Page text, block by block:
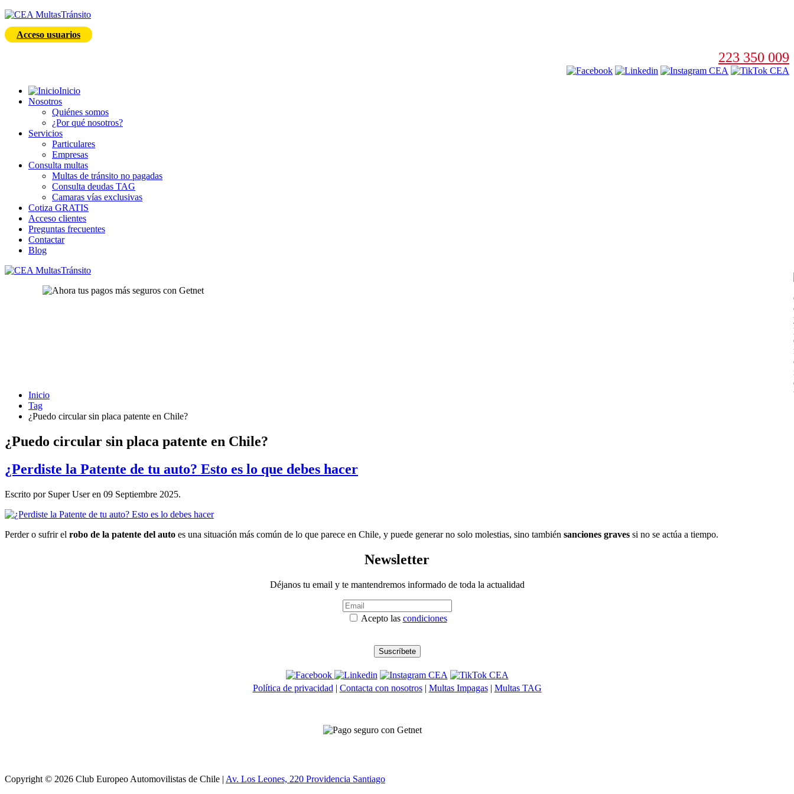
Acceso usuarios
223 350 009
Inicio
Nosotros
Quiénes somos
¿Por qué nosotros?
Servicios
Particulares
Empresas
Consulta multas
Multas de tránsito no pagadas
Consulta deudas TAG
Camaras vías exclusivas
Cotiza GRATIS
Acceso clientes
Preguntas frecuentes
Contactar
Blog
Inicio
Tag
¿Puedo circular sin placa patente en Chile?
¿Puedo circular sin placa patente en Chile?
¿Perdiste la Patente de tu auto? Esto es lo que debes hacer
Escrito por Super User en 09 Septiembre 2025.
Perder o sufrir el robo de la patente del auto es una situación más común de lo que parece en Chile, y puede generar no solo molestias, sino también sanciones graves si no se actúa a tiempo.
Newsletter
Déjanos tu email y te mantendremos informado de toda la actualidad
Acepto las condiciones
Política de privacidad | Contacta con nosotros| Multas Impagas| Multas TAG
Copyright © 2026 Club Europeo Automovilistas de Chile | Av. Los Leones, 220 Providencia Santiago